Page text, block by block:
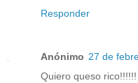
Responder
Anónimo 27 de
Quiero queso rico!!!!!!